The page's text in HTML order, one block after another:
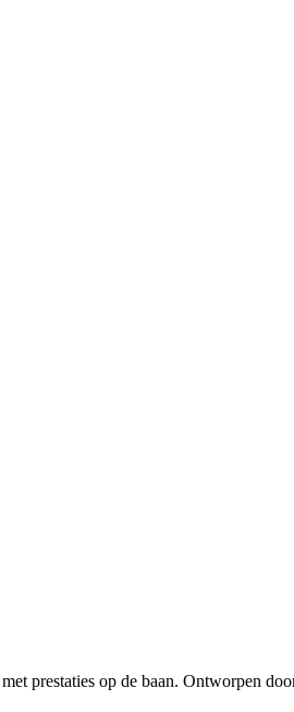
prestaties op de baan. Ontworpen